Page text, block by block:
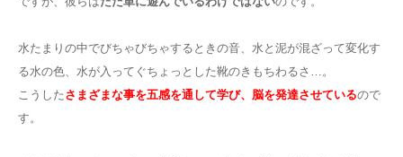
水たまりの中でびちゃびちゃするときの音、水と泥が混ざって変化す
る水の色、水が入ってぐちょっとした靴のきもちわるさ…。
こうしたさまざまな事を五感を通して学び、脳を発達させているので
す。